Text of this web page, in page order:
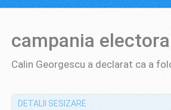
campania
Calin Georgescu a declarat ca a
DETALII SESIZARE